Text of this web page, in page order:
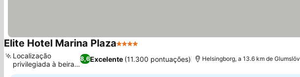
Elite Hotel Marina Plaza4 Estrelas
8,6Excelente (11.300 pontuações)
Localização
privilegiada à beira-
mar
Helsingborg, a 13.6 km de Glumslöv